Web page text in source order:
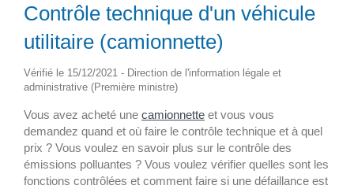
Contrôle technique d'un véhicule
utilitaire (camionnette)
Vérifié le 15/12/2021 - Direction de l'information légale et
administrative (Première ministre)
Vous avez acheté une camionnette et vous vous
demandez quand et où faire le contrôle technique et à quel
prix ? Vous voulez en savoir plus sur le contrôle des
émissions polluantes ? Vous voulez vérifier quelles sont les
fonctions contrôlées et comment faire si une défaillance est